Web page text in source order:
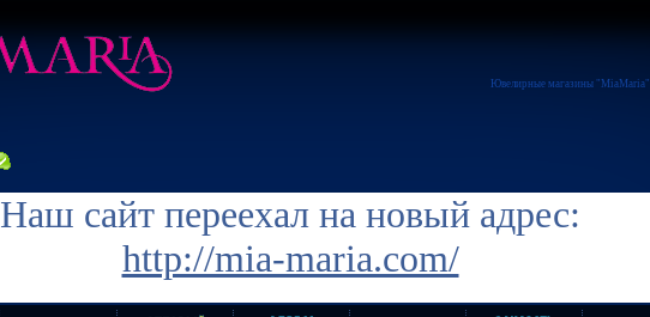
Ювелирные магазины "MiaMaria"
Наш сайт переехал на новый адрес:
http://mia-maria.com/